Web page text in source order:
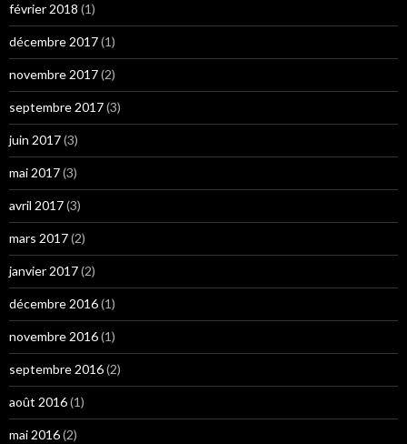
février 2018 (1)
décembre 2017(1)
novembre 2017(2)
septembre 2017(3)
juin 2017(3)
mai 2017(3)
avril 2017(3)
mars 2017(2)
janvier 2017(2)
décembre 2016(1)
novembre 2016(1)
septembre 2016(2)
août 2016(1)
mai 2016(2)